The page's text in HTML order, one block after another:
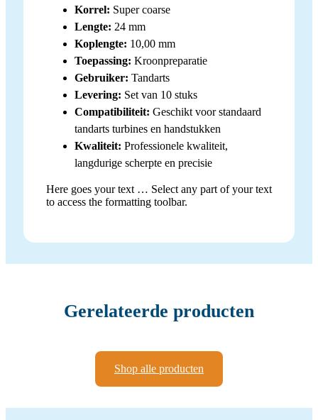
Korrel: Super coarse
Lengte: 24 mm
Koplengte: 10,00 mm
Toepassing: Kroonpreparatie
Gebruiker: Tandarts
Levering: Set van 10 stuks
Compatibiliteit: Geschikt voor standaard
tandarts turbines en handstukken
Kwaliteit: Professionele kwaliteit,
langdurige scherpte en precisie
Here goes your text … Select any part of your text
to access the formatting toolbar.
Gerelateerde producten
Shop alle producten